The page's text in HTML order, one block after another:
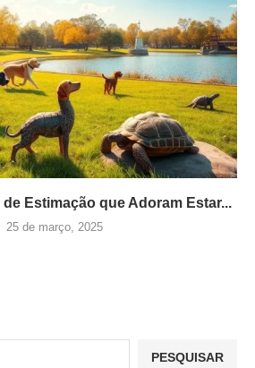
Estimação que Adoram Estar...
25 de março, 2025
PESQUISAR